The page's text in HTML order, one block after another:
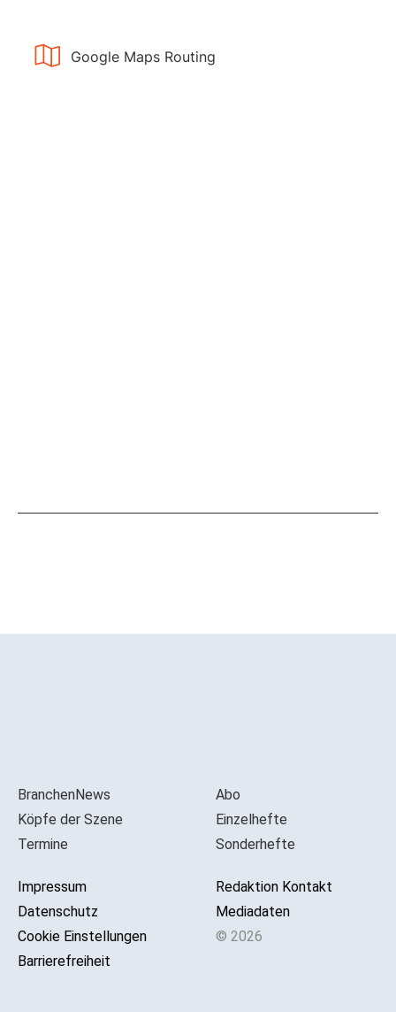
Google Maps Routing
BranchenNews
Köpfe der Szene
Termine
Impressum
Datenschutz
Cookie Einstellungen
Barrierefreiheit
Abo
Einzelhefte
Sonderhefte
Redaktion Kontakt
Mediadaten
© 2026